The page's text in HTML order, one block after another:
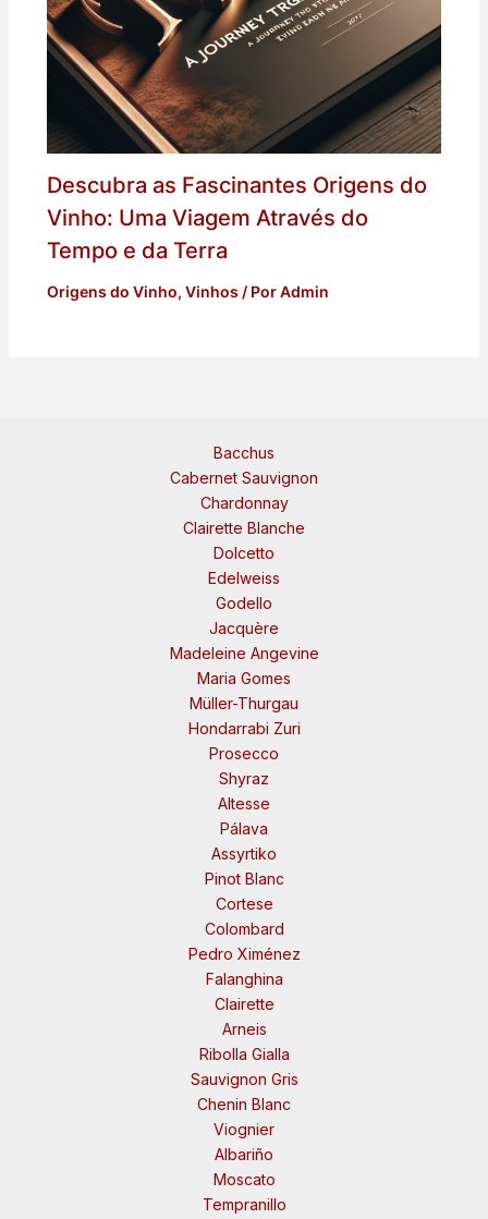
Descubra as Fascinantes Origens do
Vinho: Uma Viagem Através do
Tempo e da Terra
Origens do Vinho, Vinhos / PorAdmin
Bacchus
Cabernet Sauvignon
Chardonnay
Clairette Blanche
Dolcetto
Edelweiss
Godello
Jacquère
Madeleine Angevine
Maria Gomes
Müller-Thurgau
Hondarrabi Zuri
Prosecco
Shyraz
Altesse
Pálava
Assyrtiko
Pinot Blanc
Cortese
Colombard
Pedro Ximénez
Falanghina
Clairette
Arneis
Ribolla Gialla
Sauvignon Gris
Chenin Blanc
Viognier
Albariño
Moscato
Tempranillo